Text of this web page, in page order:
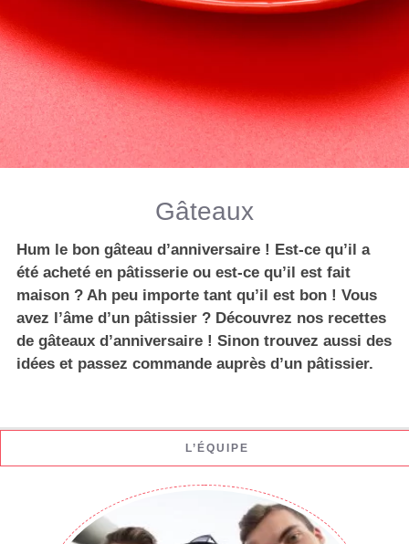
Gâteaux
Hum le bon gâteau d’anniversaire ! Est-ce qu’il a
été acheté en pâtisserie ou est-ce qu’il est fait
maison ? Ah peu importe tant qu’il est bon ! Vous
avez l’âme d’un pâtissier ? Découvrez nos recettes
de gâteaux d’anniversaire ! Sinon trouvez aussi des
idées et passez commande auprès d’un pâtissier.
L’ÉQUIPE